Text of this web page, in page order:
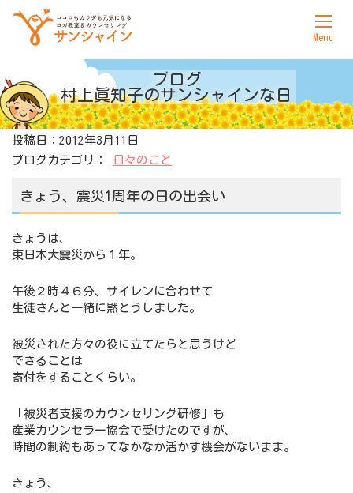
サンシャインについて
ヨガ
料金表
アクセス
お問合せ
ブログ
村上眞知子のサンシャインな日
投稿日：2012年3月11日
ブログカテゴリ：
日々のこと
きょう、震災1周年の日の出会い
きょうは、
東日本大震災から１年。
午後２時４６分、サイレンに合わせて
生徒さんと一緒に黙とうしました。
被災された方々の役に立てたらと思うけど
できることは
寄付をすることくらい。
「被災者支援のカウンセリング研修」も
産業カウンセラー協会で受けたのですが、
時間の制約もあってなかなか活かす機会がないまま。
きょう、